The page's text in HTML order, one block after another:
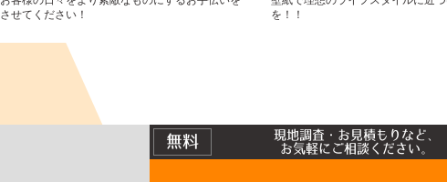
させてください！
を！！
無料
現地調査・お見積もりなど、
お気軽にご相談ください。